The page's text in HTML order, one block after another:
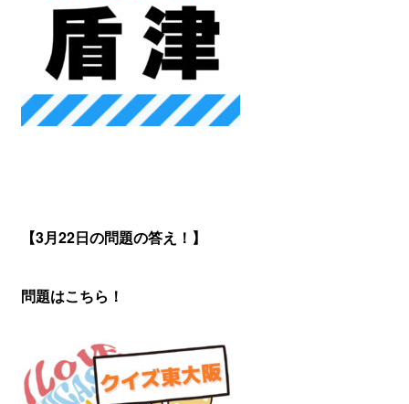
【3月22日の問題の答え！】
問題はこちら！